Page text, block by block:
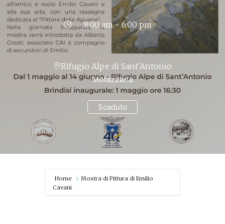
Scaduto
8:00 am - 6:00 pm
Rifugio Alpe di Sant'Antonio
Molazzana
Home
Mostra di Pittura di Emilio
Cavani